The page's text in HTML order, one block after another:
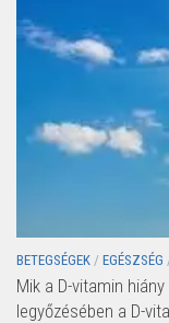
BETEGSÉGEK / EGÉSZSÉG
Mik a D-vitamin
legyőzésében a D-